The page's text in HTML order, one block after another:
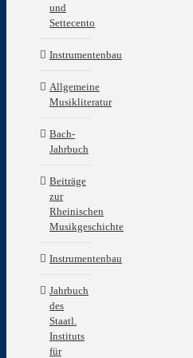
und
Settecento
Instrumentenbau
Allgemeine
Musikliteratur
Bach-
Jahrbuch
Beiträge
zur
Rheinischen
Musikgeschichte
Instrumentenbau
Jahrbuch
des
Staatl.
Instituts
für